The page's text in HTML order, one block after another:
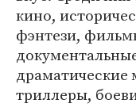
кино,
фэнтези,
драматические
триллеры,